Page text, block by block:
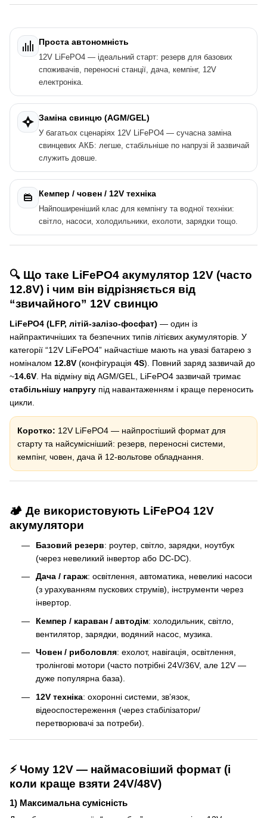
Проста автономність
12V LiFePO4 — ідеальний старт: резерв для базових
споживачів, переносні станції, дача, кемпінг, 12V
електроніка.
Заміна свинцю (AGM/GEL)
У багатьох сценаріях 12V LiFePO4 — сучасна заміна
свинцевих АКБ: легше, стабільніше по напрузі й зазвичай
служить довше.
Кемпер / човен / 12V техніка
Найпоширеніший клас для кемпінгу та водної техніки:
світло, насоси, холодильники, ехолоти, зарядки тощо.
🔍 Що таке LiFePO4 акумулятор 12V (часто
12.8V) і чим він відрізняється від
“звичайного” 12V свинцю
LiFePO4 (LFP, літій-залізо-фосфат) — один із
найпрактичніших та безпечних типів літієвих акумуляторів. У
категорії “12V LiFePO4” найчастіше мають на увазі батарею з
номіналом 12.8V (конфігурація 4S). Повний заряд зазвичай до
~14.6V . На відміну від AGM/GEL, LiFePO4 зазвичай тримає
стабільнішу напругу під навантаженням і краще переносить
цикли.
Коротко: 12V LiFePO4 — найпростіший формат для
старту та найсумісніший: резерв, переносні системи,
кемпінг, човен, дача й 12-вольтове обладнання.
🏕️ Де використовують LiFePO4 12V
акумулятори
Базовий резерв: роутер, світло, зарядки, ноутбук
(через невеликий інвертор або DC-DC).
Дача / гараж: освітлення, автоматика, невеликі насоси
(з урахуванням пускових струмів), інструменти через
інвертор.
Кемпер / караван / автодім: холодильник, світло,
вентилятор, зарядки, водяний насос, музика.
Човен / риболовля: ехолот, навігація, освітлення,
тролінгові мотори (часто потрібні 24V/36V, але 12V —
дуже популярна база).
12V техніка: охоронні системи, зв’язок,
відеоспостереження (через стабілізатори/
перетворювачі за потреби).
⚡ Чому 12V — наймасовіший формат (і
коли краще взяти 24V/48V)
1) Максимальна сумісність